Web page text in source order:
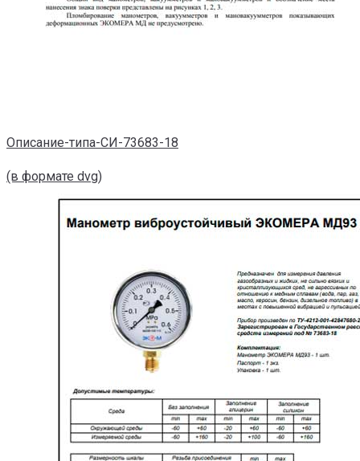
Описание-типа-СИ-73683-18
(в формате dvg)